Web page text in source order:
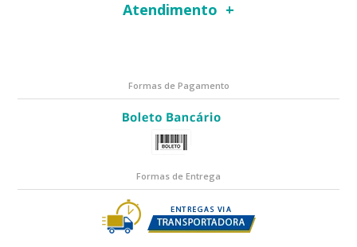
Atendimento
Formas de Pagamento
Formas de Entrega